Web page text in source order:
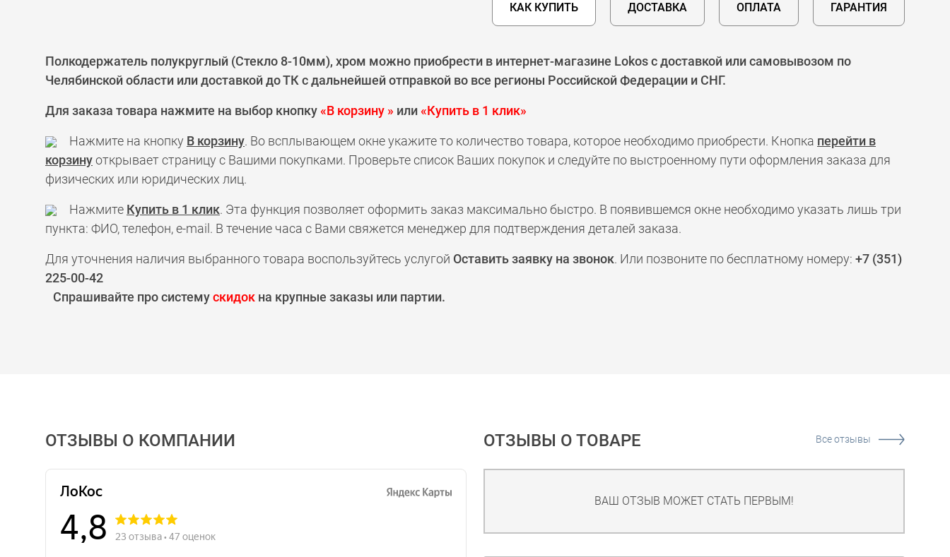
КАК КУПИТЬ ДОСТАВКА ОПЛАТА ГАРАНТИЯ
Полкодержатель полукруглый (Стекло 8-10мм), хром можно приобрести в интернет-магазине Lokos с доставкой или самовывозом по
Челябинской области или доставкой до ТК с дальнейшей отправкой во все регионы Российской Федерации и СНГ.
Для заказа товара нажмите на выбор кнопку«В корзину » или«Купить в 1 клик»
Нажмите на кнопку В корзину. Во всплывающем окне укажите то количество товара, которое необходимо приобрести. Кнопка перейти в
корзинуоткрывает страницу с Вашими покупками. Проверьте список Ваших покупок и следуйте по выстроенному пути оформления заказа для
физических или юридических лиц.
Нажмите Купить в 1 клик. Эта функция позволяет оформить заказ максимально быстро. В появившемся окне необходимо указать лишь три
пункта: ФИО, телефон, e-mail. В течение часа с Вами свяжется менеджер для подтверждения деталей заказа.
Для уточнения наличия выбранного товара воспользуйтесь услугой Оставить заявку на звонок. Или позвоните по бесплатному номеру: +7 (351)
225-00-42
Спрашивайте про системускидок на крупные заказы или партии.
ОТЗЫВЫ О КОМПАНИИ ОТЗЫВЫ О ТОВАРЕ Все отзывы
ВАШ ОТЗЫВ МОЖЕТ СТАТЬ ПЕРВЫМ!